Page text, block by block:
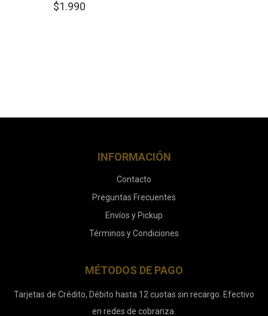
$1.990
INFORMACIÓN
Contacto
Preguntas Frecuentes
Envíos y Pickup
Términos y Condiciones
MÉTODOS DE PAGO
Tarjetas de Crédito, Débito hasta 12 cuotas sin recargo. Efectivo
en redes de cobranza.